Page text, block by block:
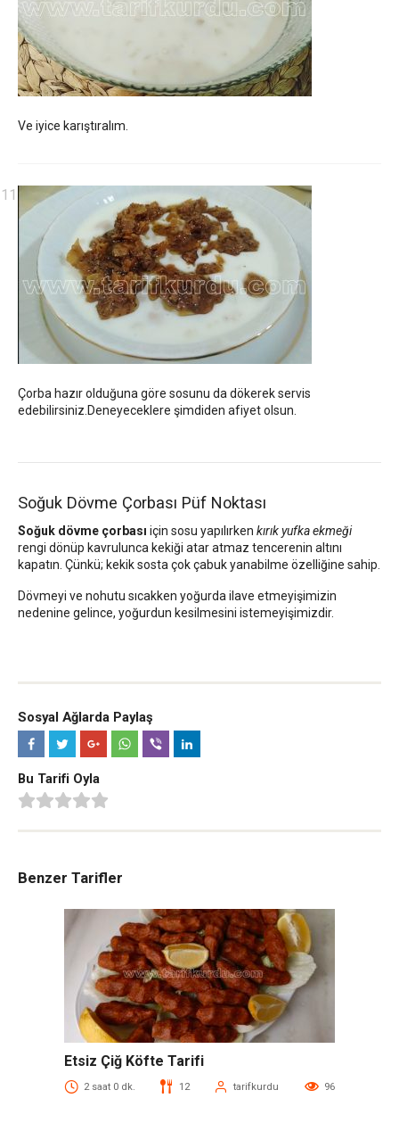
Ve iyice karıştıralım.
Çorba hazır olduğuna göre sosunu da dökerek servis
edebilirsiniz.Deneyeceklere şimdiden afiyet olsun.
Soğuk Dövme Çorbası Püf Noktası
Soğuk dövme çorbası için sosu yapılırken kırık yufka ekmeği
rengi dönüp kavrulunca kekiği atar atmaz tencerenin altını
kapatın. Çünkü; kekik sosta çok çabuk yanabilme özelliğine sahip.
Dövmeyi ve nohutu sıcakken yoğurda ilave etmeyişimizin
nedenine gelince, yoğurdun kesilmesini istemeyişimizdir.
Sosyal Ağlarda Paylaş
Bu Tarifi Oyla
Benzer Tarifler
Etsiz Çiğ Köfte Tarifi
2 saat 0 dk. 12 tarifkurdu 96